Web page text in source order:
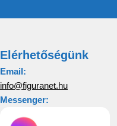
Elérhetőségünk
Email:
info@figuranet.hu
Messenger: